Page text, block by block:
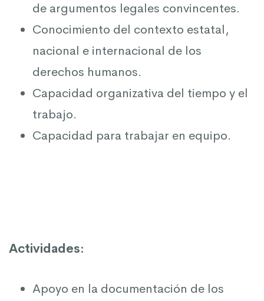
de argumentos legales convincentes.
Conocimiento del contexto estatal,
nacional e internacional de los
derechos humanos.
Capacidad organizativa del tiempo y el
trabajo.
Capacidad para trabajar en equipo.
Actividades:
Apoyo en la documentación de los